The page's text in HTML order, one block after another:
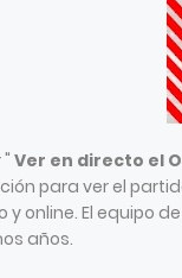
Ver en directo el
para ver el
y online. El equipo
años.